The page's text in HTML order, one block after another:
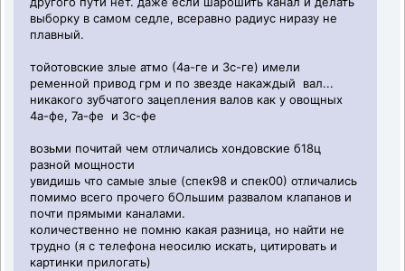
выборку в самом седле, всеравно радиус ниразу не
плавный.
тойотовские злые атмо (4а-ге и 3с-ге) имели
ременной привод грм и по звезде накаждый вал...
никакого зубчатого зацепления валов как у овощных
4а-фе, 7а-фе и 3с-фе
возьми почитай чем отличались хондовские б18ц
разной мощности
увидишь что самые злые (спек98 и спек00) отличались
помимо всего прочего бОльшим развалом клапанов и
почти прямыми каналами.
количественно не помню какая разница, но найти не
трудно (я с телефона неосилю искать, цитировать и
картинки прилогать)